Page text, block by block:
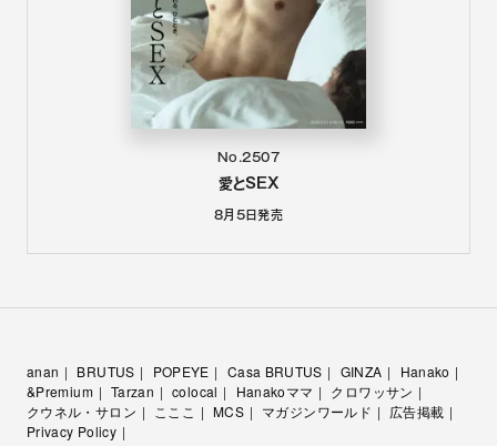
No.2507
愛とSEX
8月5日発売
anan BRUTUS POPEYE Casa BRUTUS GINZA
Hanako
&Premium
Tarzan colocal Hanakoママ
クロワッサン
クウネル・サロン
こここ MCS マガジンワールド
広告掲載
Privacy Policy